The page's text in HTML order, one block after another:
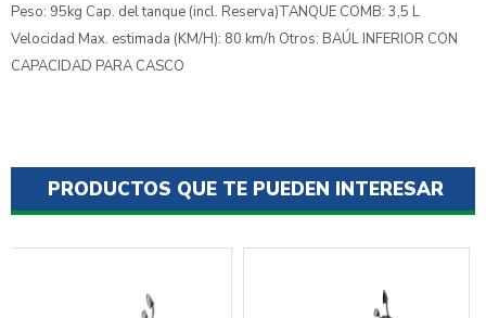
Peso: 95kg Cap. del tanque (incl. Reserva)TANQUE COMB: 3,5 L
Velocidad Max. estimada (KM/H): 80 km/h Otros: BAÚL INFERIOR CON
CAPACIDAD PARA CASCO
PRODUCTOS QUE TE PUEDEN INTERESAR